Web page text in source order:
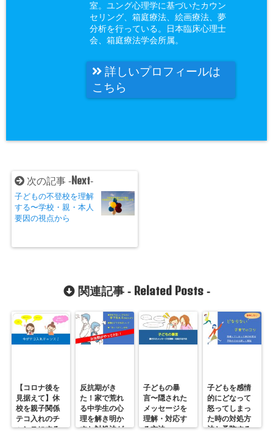
室。ユング心理学に基づいたカウン
セリング、箱庭療法、絵画療法、夢
分析を行っている。日本臨床心理士
会、箱庭療法学会所属。
詳しいプロフィールは
こちら
次の記事 -Next-
子どもの不登校を理解
する〜学校・親・本人
要因の視点から
関連記事 - Related Posts-
【コロナ後を
見据えて】休
校を親子関係
テコ入れのチ
ャンスにする
反抗期がき
た！家で荒れ
る中学生の心
理を解き明か
すと対処法が
子どもの暴
言〜隠された
メッセージを
理解・対応す
る方法
子どもを感情
的にどなって
怒ってしまっ
た時の対処方
法と予防する